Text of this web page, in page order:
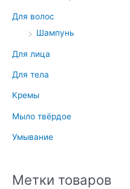
Для волос
Шампунь
Для лица
Для тела
Кремы
Мыло твёрдое
Умывание
Метки товаров